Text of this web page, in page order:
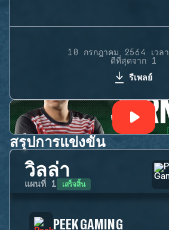
10 กรกฎาคม 2564 เวล
ดีที่สุดจาก 1
รีเพลย์
สรุปการแข่งขัน
วิลล่า
แผนที่ 1 เสร็จสิ้น
PEEK GAMING